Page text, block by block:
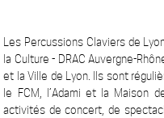
Les Percussions Claviers de
la Culture - DRAC Auvergne-
et la Ville de Lyon. Ils sont
le FCM, l’Adami et la Maison
activités de concert, de